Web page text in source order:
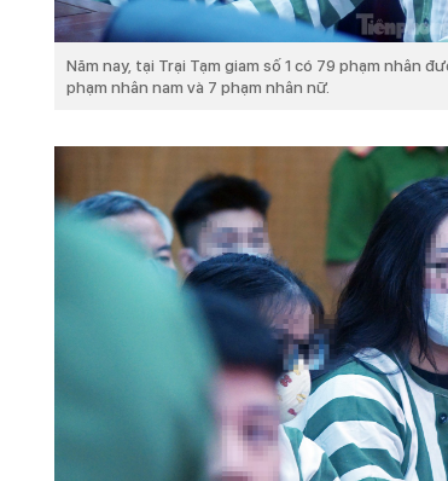
Năm nay, tại Trại Tạm giam số 1 có 79 phạm nhân
phạm nhân nam và 7 phạm nhân nữ.